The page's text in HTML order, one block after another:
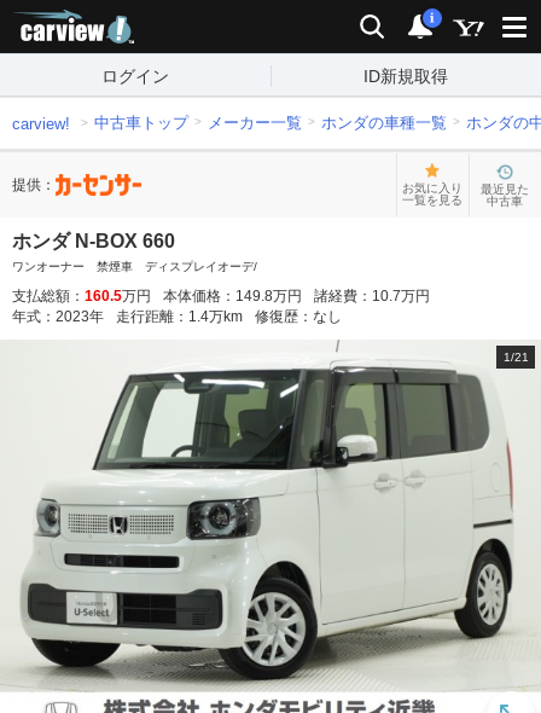
検索 通知
i
ログイン ID新規取得
carview! 中古車トップ メーカー一覧 ホンダの車種一覧 ホンダの
提供：
お気に入り
一覧を見る
最近見た
中古車
ホンダ N-BOX 660
ワンオーナー 禁煙車 ディスプレイオーデ/
支払総額： 160.5万円 本体価格： 149.8万円 諸経費： 10.7万円
年式： 2023年 走行距離： 1.4万km 修復歴： なし
1/21